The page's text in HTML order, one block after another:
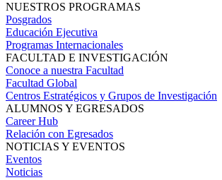
NUESTROS PROGRAMAS
Posgrados
Educación Ejecutiva
Programas Internacionales
FACULTAD E INVESTIGACIÓN
Conoce a nuestra Facultad
Facultad Global
Centros Estratégicos y Grupos de Investigación
ALUMNOS Y EGRESADOS
Career Hub
Relación con Egresados
NOTICIAS Y EVENTOS
Eventos
Noticias